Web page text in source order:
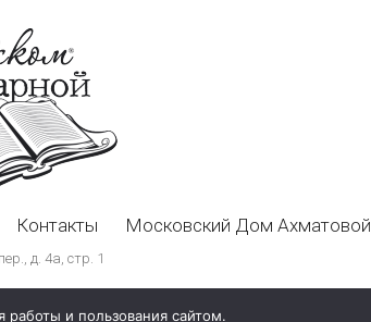
Контакты Московский Дом Ахматовой
д. 4а, стр. 1
и пользования сайтом.